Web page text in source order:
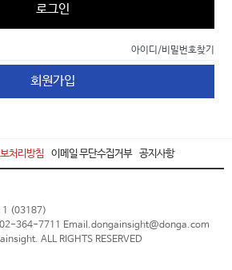
로그인
아이디/비밀번호찾기
회원가입
처리방침 이메일 무단수집거부 공지사항
1 (03187)
364-7711 Email.dongainsight@donga.com
ALL RIGHTS RESERVED